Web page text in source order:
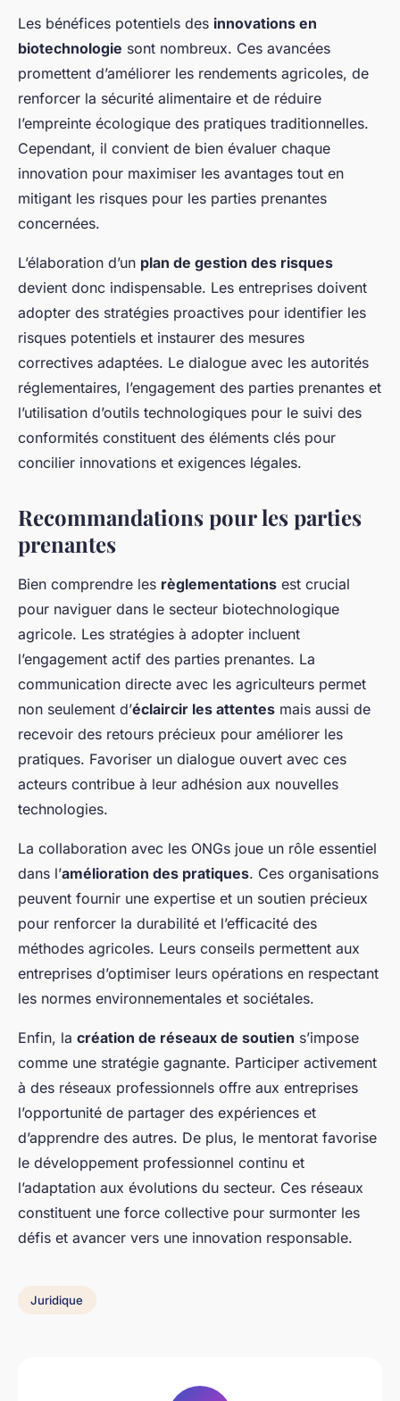
Les bénéfices potentiels des innovations en
biotechnologie sont nombreux. Ces avancées
promettent d’améliorer les rendements agricoles, de
renforcer la sécurité alimentaire et de réduire
l’empreinte écologique des pratiques traditionnelles.
Cependant, il convient de bien évaluer chaque
innovation pour maximiser les avantages tout en
mitigant les risques pour les parties prenantes
concernées.
L’élaboration d’un plan de gestion des risques
devient donc indispensable. Les entreprises doivent
adopter des stratégies proactives pour identifier les
risques potentiels et instaurer des mesures
correctives adaptées. Le dialogue avec les autorités
réglementaires, l’engagement des parties prenantes et
l’utilisation d’outils technologiques pour le suivi des
conformités constituent des éléments clés pour
concilier innovations et exigences légales.
Recommandations pour les parties
prenantes
Bien comprendre les règlementations est crucial
pour naviguer dans le secteur biotechnologique
agricole. Les stratégies à adopter incluent
l’engagement actif des parties prenantes. La
communication directe avec les agriculteurs permet
non seulement d’éclaircir les attentes mais aussi de
recevoir des retours précieux pour améliorer les
pratiques. Favoriser un dialogue ouvert avec ces
acteurs contribue à leur adhésion aux nouvelles
technologies.
La collaboration avec les ONGs joue un rôle essentiel
dans l’amélioration des pratiques. Ces organisations
peuvent fournir une expertise et un soutien précieux
pour renforcer la durabilité et l’efficacité des
méthodes agricoles. Leurs conseils permettent aux
entreprises d’optimiser leurs opérations en respectant
les normes environnementales et sociétales.
Enfin, la création de réseaux de soutien s’impose
comme une stratégie gagnante. Participer activement
à des réseaux professionnels offre aux entreprises
l’opportunité de partager des expériences et
d’apprendre des autres. De plus, le mentorat favorise
le développement professionnel continu et
l’adaptation aux évolutions du secteur. Ces réseaux
constituent une force collective pour surmonter les
défis et avancer vers une innovation responsable.
Juridique